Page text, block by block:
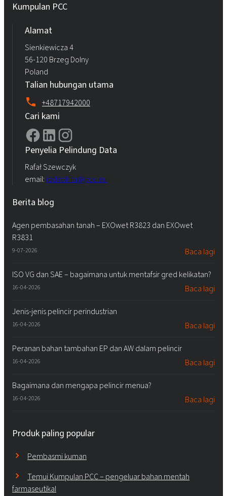
Kumpulan PCC
Alamat
Sienkiewicza 4
56-120 Brzeg Dolny
Poland
Talian hubungan utama
+48717942000
Cari kami
Penyelia Pelindung Data
Rafał Szewczyk
email: iod.rokita@pcc.eu
Berita blog
Agen pembasahan tanah – EXOwet R3823 dan EXOwet
R3831
9-07-2026 Baca lagi
ISO VG dan SAE – bagaimana untuk mentafsir gred kelikatan?
16-04-2026 Baca lagi
Jenis-jenis pelincir perindustrian
16-04-2026 Baca lagi
Peranan bahan tambahan EP dan AW dalam pelincir
16-04-2026 Baca lagi
Bagaimana dan mengapa pelincir menua?
16-04-2026 Baca lagi
Produk paling popular
Pembasmi kuman
Temui Kumpulan PCC – pengeluar bahan mentah
farmaseutikal